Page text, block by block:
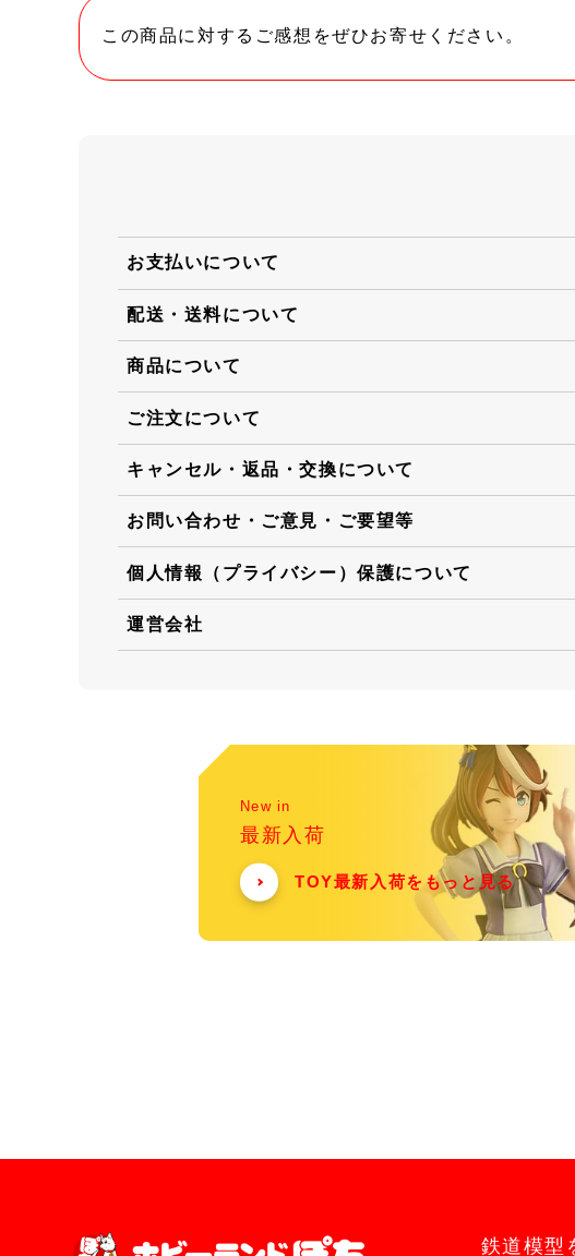
この商品に対するご感想をぜひお寄せください。
お支払いについて
配送・送料について
商品について
ご注文について
キャンセル・返品・交換について
お問い合わせ・ご意見・ご要望等
個人情報（プライバシー）保護について
運営会社
New in
最新入荷
TOY最新入荷をもっと見る
鉄道模型